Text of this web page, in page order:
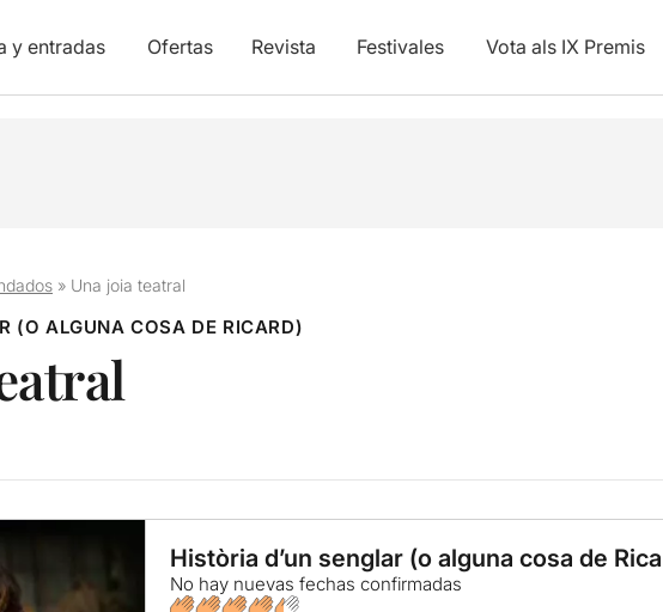
y entradas Ofertas Revista Festivales Vota als IX Premis
» Una joia teatral
(O ALGUNA COSA DE RICARD)
Història d’un senglar (o alguna cosa de
No hay nuevas fechas confirmadas